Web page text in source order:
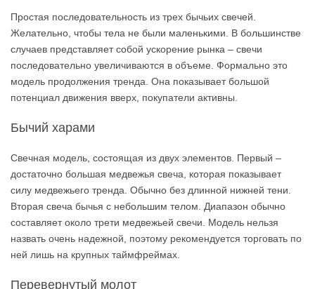
Простая последовательность из трех бычьих свечей.
Желательно, чтобы тела не были маленькими. В большинстве
случаев представляет собой ускорение рынка – свечи
последовательно увеличиваются в объеме. Формально это
модель продолжения тренда. Она показывает большой
потенциал движения вверх, покупатели активны.
Бычий харами
Свечная модель, состоящая из двух элементов. Первый –
достаточно большая медвежья свеча, которая показывает
силу медвежьего тренда. Обычно без длинной нижней тени.
Вторая свеча бычья с небольшим телом. Диапазон обычно
составляет около трети медвежьей свечи. Модель нельзя
назвать очень надежной, поэтому рекомендуется торговать по
ней лишь на крупных таймфреймах.
Перевернутый молот